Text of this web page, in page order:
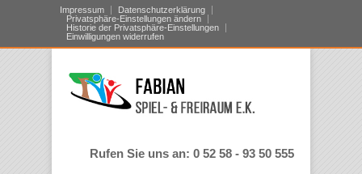
Impressum
Datenschutzerklärung
Privatsphäre-Einstellungen ändern
Historie der Privatsphäre-Einstellungen
Einwilligungen widerrufen
Rufen Sie uns an: 0 52 58 - 93 50 555